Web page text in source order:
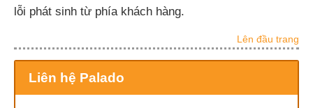
lỗi phát sinh từ phía khách hàng.
Lên đầu trang
Liên hệ Palado